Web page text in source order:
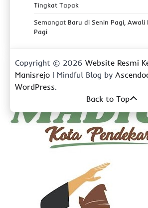
Tingkat Tapak
Semangat Baru di Senin Pagi, Awali
Pagi
Copyright © 2026 Website Resmi
Manisrejo | Mindful Blog by
WordPress.
Back to Top